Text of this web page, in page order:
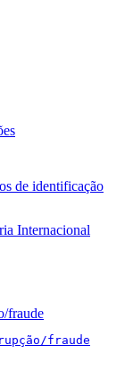
de identificação
Internacional
fraude
fraude